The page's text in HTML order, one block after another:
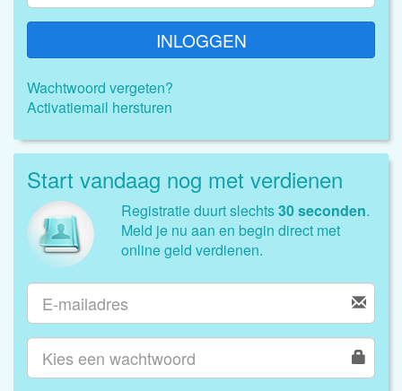
INLOGGEN
Wachtwoord vergeten?
Activatiemail hersturen
Start vandaag nog met verdienen
Registratie duurt slechts30 seconden.
Meld je nu aan en begin direct met
online geld verdienen.